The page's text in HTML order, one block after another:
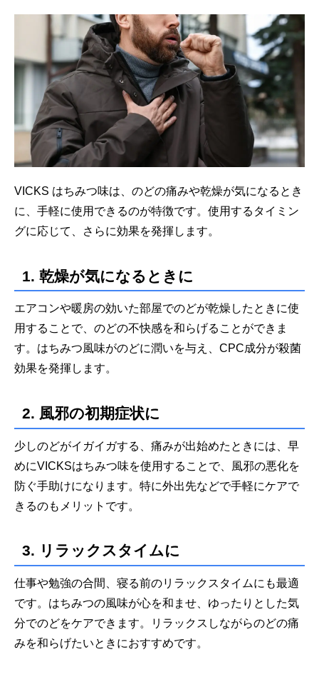
VICKS はちみつ味は、のどの痛みや乾燥が気になるとき
に、手軽に使用できるのが特徴です。使用するタイミン
グに応じて、さらに効果を発揮します。
1. 乾燥が気になるときに
エアコンや暖房の効いた部屋でのどが乾燥したときに使
用することで、のどの不快感を和らげることができま
す。はちみつ風味がのどに潤いを与え、CPC成分が殺菌
効果を発揮します。
2. 風邪の初期症状に
少しのどがイガイガする、痛みが出始めたときには、早
めにVICKSはちみつ味を使用することで、風邪の悪化を
防ぐ手助けになります。特に外出先などで手軽にケアで
きるのもメリットです。
3. リラックスタイムに
仕事や勉強の合間、寝る前のリラックスタイムにも最適
です。はちみつの風味が心を和ませ、ゆったりとした気
分でのどをケアできます。リラックスしながらのどの痛
みを和らげたいときにおすすめです。